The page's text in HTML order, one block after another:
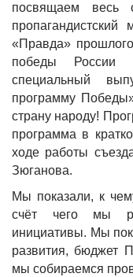
посвящаем весь
пропагандистский
«Правда»
победы России
специальный
программу
страну народу!
программа в
ходе работы
Зюганова.
Мы показали, к
счёт чего мы
инициативы. Мы
развития, бюджет
мы собираемся